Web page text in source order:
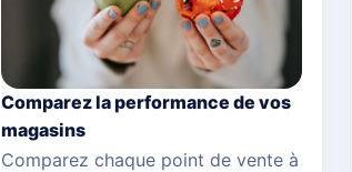
Comparez la performance de vos
magasins
Comparez chaque point de vente à